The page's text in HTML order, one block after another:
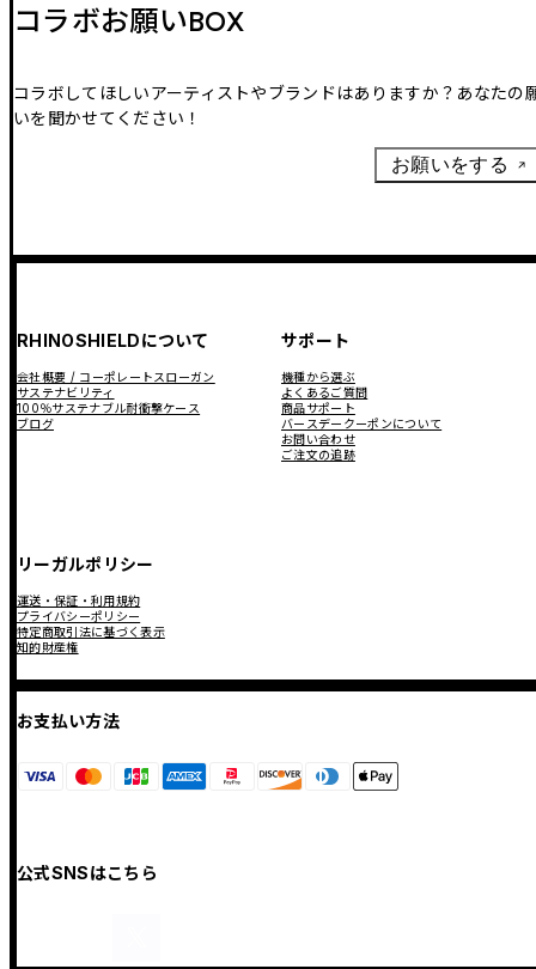
コラボお願いBOX
コラボしてほしいアーティストやブランドはありますか？あなたの
いを聞かせてください！
お願いをする
RHINOSHIELDについて
会社概要 / コーポレートスローガン
サステナビリティ
100％サステナブル耐衝撃ケース
ブログ
サポート
機種から選ぶ
よくあるご質問
商品サポート
バースデークーポンについて
お問い合わせ
ご注文の追跡
リーガルポリシー
運送・保証・利用規約
プライバシーポリシー
特定商取引法に基づく表示
知的財産権
お支払い方法
公式SNSはこちら